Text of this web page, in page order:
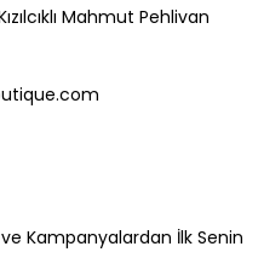
Mahmut Pehlivan
Kampanyalardan İlk Senin